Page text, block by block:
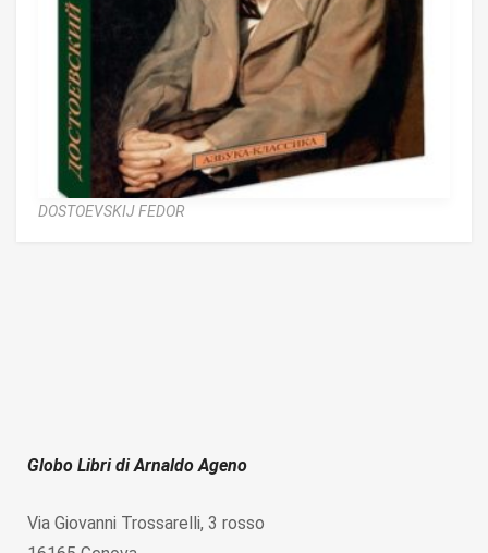
DOSTOEVSKIJ FEDOR
Globo Libri di Arnaldo Ageno
Via Giovanni Trossarelli, 3 rosso